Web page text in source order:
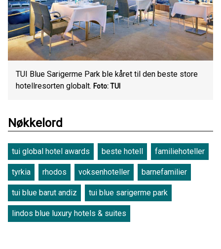
TUI Blue Sarigerme Park ble kåret til den beste store
hotellresorten globalt. Foto: TUI
Nøkkelord
tui global hotel awards beste hotell familiehoteller
tyrkia rhodos voksenhoteller barnefamilier
tui blue barut andiz tui blue sarigerme park
lindos blue luxury hotels & suites